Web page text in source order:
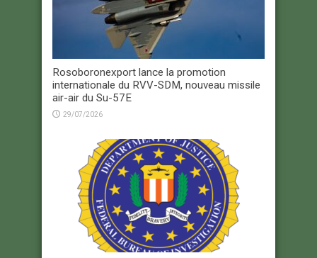
Rosoboronexport lance la promotion
internationale du RVV-SDM, nouveau missile
air-air du Su-57E
29/07/2026